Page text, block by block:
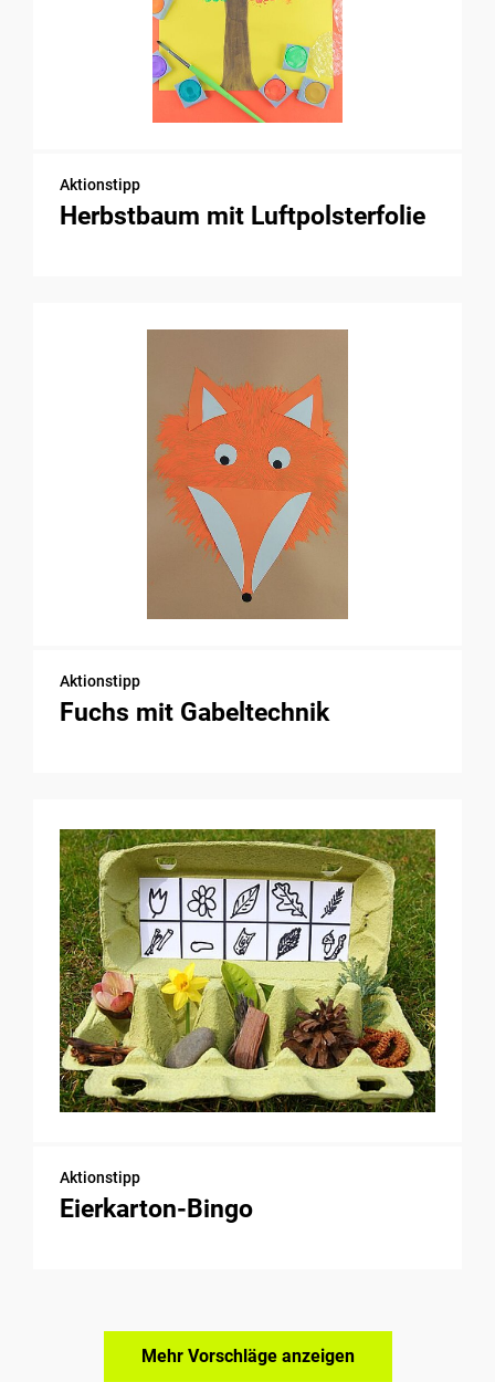
Aktionstipp
Herbstbaum mit Luftpolsterfolie
Aktionstipp
Fuchs mit Gabeltechnik
Aktionstipp
Eierkarton-Bingo
Mehr Vorschläge anzeigen